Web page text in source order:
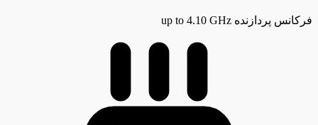
فرکانس پردازنده up to 4.10 GHz